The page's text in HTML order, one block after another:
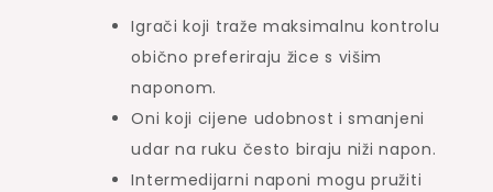
Igrači koji traže maksimalnu kontrolu
obično preferiraju žice s višim
naponom.
Oni koji cijene udobnost i smanjeni
udar na ruku često biraju niži napon.
Intermedijarni naponi mogu pružiti